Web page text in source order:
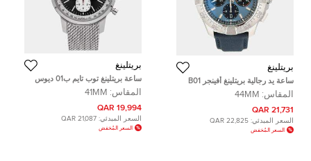
بريتلينغ
ساعة يد رجالية بريتلينغ أفينجر B01
كرونوغراف 44 AB0147101C1X1
أوتوماتيكية زرقاء ستانلس ستيل 44 مم
المقاس: 44MM
21,731 QAR
السعر المبدئي: 22,825 QAR
السعر المُخفض
بريتلينغ
ساعة بريتلينغ توب تايم ب01 ديوس
AB01765A1B1A1 مستعملة 41 مم
المقاس: 41MM
19,994 QAR
السعر المبدئي: 21,087 QAR
السعر المُخفض